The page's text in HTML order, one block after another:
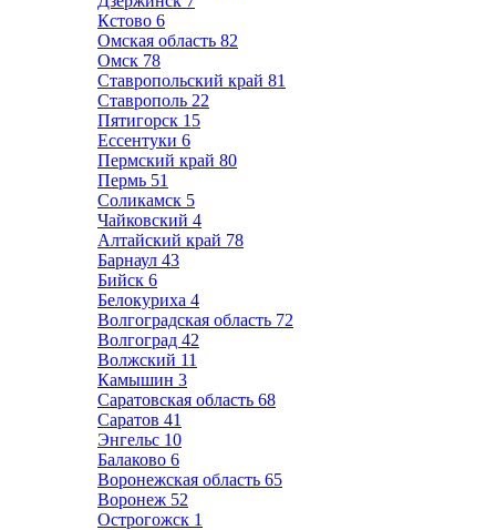
Кстово 6
Омская область 82
Омск 78
Ставропольский край 81
Ставрополь 22
Пятигорск 15
Ессентуки 6
Пермский край 80
Пермь 51
Соликамск 5
Чайковский 4
Алтайский край 78
Барнаул 43
Бийск 6
Белокуриха 4
Волгоградская область 72
Волгоград 42
Волжский 11
Камышин 3
Саратовская область 68
Саратов 41
Энгельс 10
Балаково 6
Воронежская область 65
Воронеж 52
Острогожск 1